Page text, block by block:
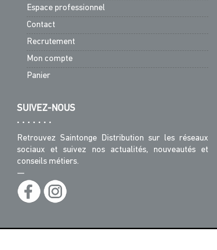
Espace professionnel
Contact
Recrutement
Mon compte
Panier
SUIVEZ-NOUS
Retrouvez Saintonge Distribution sur les réseaux
sociaux et suivez nos actualités, nouveautés et
conseils métiers.
—